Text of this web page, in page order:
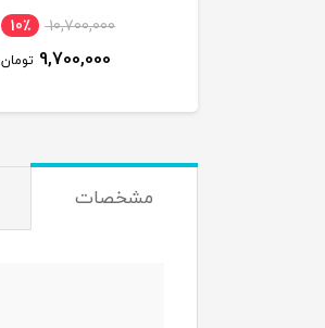
10,700,000 10٪
9,700,000 تومان
مشخصات